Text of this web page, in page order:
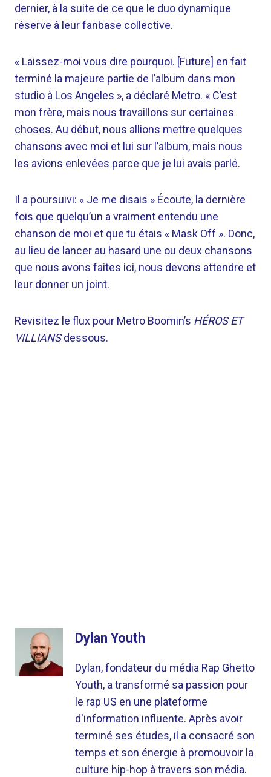
dernier, à la suite de ce que le duo dynamique
réserve à leur fanbase collective.
« Laissez-moi vous dire pourquoi. [Future] en fait
terminé la majeure partie de l’album dans mon
studio à Los Angeles », a déclaré Metro. « C’est
mon frère, mais nous travaillons sur certaines
choses. Au début, nous allions mettre quelques
chansons avec moi et lui sur l’album, mais nous
les avions enlevées parce que je lui avais parlé.
Il a poursuivi: « Je me disais » Écoute, la dernière
fois que quelqu’un a vraiment entendu une
chanson de moi et que tu étais « Mask Off ». Donc,
au lieu de lancer au hasard une ou deux chansons
que nous avons faites ici, nous devons attendre et
leur donner un joint.
Revisitez le flux pour Metro Boomin’s HÉROS ET
VILLIANSdessous.
Dylan Youth
Dylan, fondateur du média Rap Ghetto
Youth, a transformé sa passion pour
le rap US en une plateforme
d'information influente. Après avoir
terminé ses études, il a consacré son
temps et son énergie à promouvoir la
culture hip-hop à travers son média.